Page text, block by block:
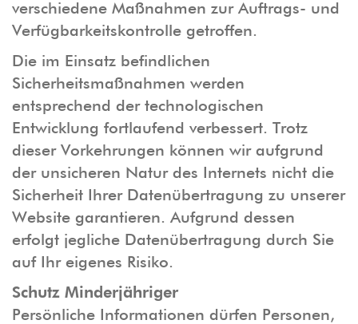
verschiedene Maßnahmen zur Auftrags- und
Verfügbarkeitskontrolle getroffen.
Die im Einsatz befindlichen
Sicherheitsmaßnahmen werden
entsprechend der technologischen
Entwicklung fortlaufend verbessert. Trotz
dieser Vorkehrungen können wir aufgrund
der unsicheren Natur des Internets nicht die
Sicherheit Ihrer Datenübertragung zu unserer
Website garantieren. Aufgrund dessen
erfolgt jegliche Datenübertragung durch Sie
auf Ihr eigenes Risiko.
Schutz Minderjähriger
Persönliche Informationen dürfen Personen,